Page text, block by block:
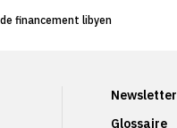
financement libyen
Newsletter
Glossaire